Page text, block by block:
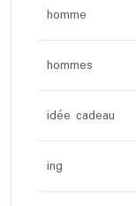
homme
hommes
idée cadeau
ing